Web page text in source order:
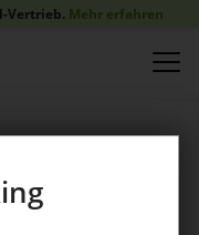
Vertrieb. Mehr erfahren